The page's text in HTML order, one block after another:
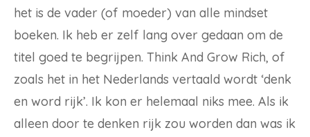
het is de vader (of moeder) van alle mindset
boeken. Ik heb er zelf lang over gedaan om de
titel goed te begrijpen. Think And Grow Rich, of
zoals het in het Nederlands vertaald wordt ‘denk
en word rijk’. Ik kon er helemaal niks mee. Als ik
alleen door te denken rijk zou worden dan was ik